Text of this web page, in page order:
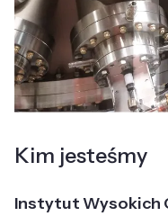
Kim jesteśmy
Instytut Wysokich